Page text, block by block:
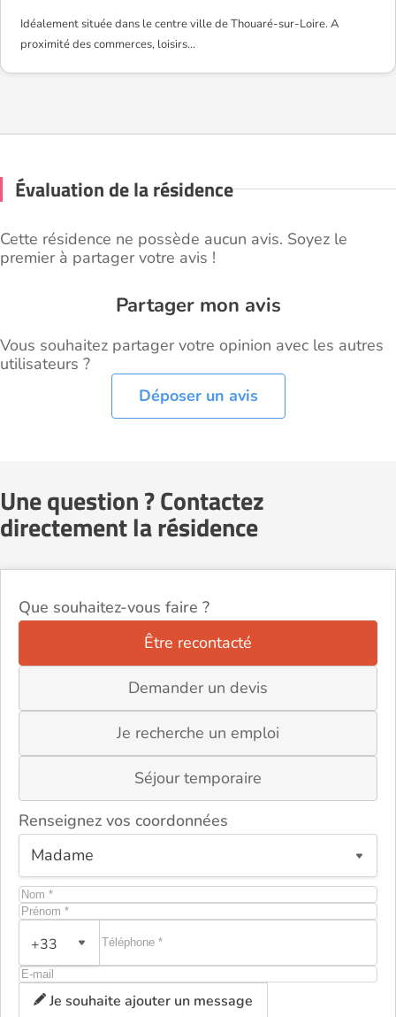
Idéalement située dans le centre ville de Thouaré-sur-Loire. A
proximité des commerces, loisirs...
Évaluation de la résidence
Cette résidence ne possède aucun avis. Soyez le
premier à partager votre avis !
Partager mon avis
Vous souhaitez partager votre opinion avec les autres
utilisateurs ?
Déposer un avis
Une question ? Contactez
directement la résidence
Que souhaitez-vous faire ?
Être recontacté
Demander un devis
Je recherche un emploi
Séjour temporaire
Renseignez vos coordonnées
+33
Je souhaite ajouter un message
ou